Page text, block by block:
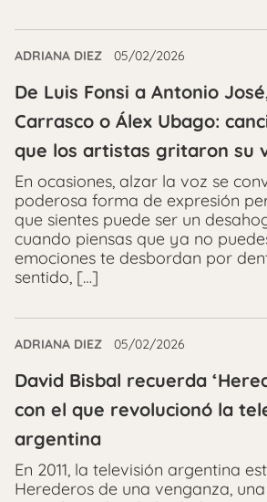
ADRIANA DIEZ 05/02/2026
De Luis Fonsi a Antonio
Carrasco o Álex Ubago:
que los artistas gritaron su
En ocasiones, alzar la voz se
poderosa forma de expresión
que sientes puede ser un
cuando piensas que ya no
emociones te desbordan por
sentido, […]
ADRIANA DIEZ 05/02/2026
David Bisbal recuerda
con el que revolucionó la
argentina
En 2011, la televisión argentina
Herederos de una venganza,